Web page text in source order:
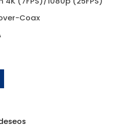
Coax